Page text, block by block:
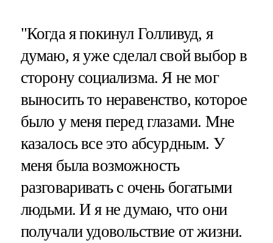
"Когда я покинул Голливуд, я
думаю, я уже сделал свой выбор в
сторону социализма. Я не мог
выносить то неравенство, которое
было у меня перед глазами. Мне
казалось все это абсурдным. У
меня была возможность
разговаривать с очень богатыми
людьми. И я не думаю, что они
получали удовольствие от жизни.